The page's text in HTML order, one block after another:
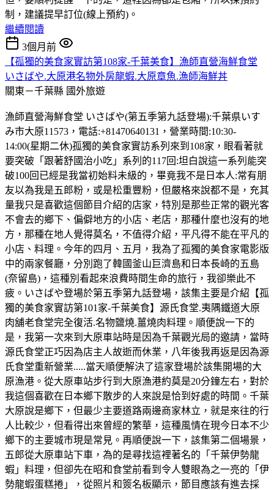
制，建議提早訂位(線上預約)。
繼續閱讀
3個月前
【孤獨的美食家實訪第108家-千葉美食】漁師直營海鮮食堂
いさばや.大原港名物外房龍蝦.大原章魚.漁師海鮮丼
關東－千葉縣 國外旅遊
漁師直營海鮮食堂 いさばや(第五季第九話登場):千葉県いす
み市大原11573，電話:+81470640131，營業時間:10:30-
14:00(星期二休)孤獨的美食家實訪系列來到108家，眼看著就
要突破「跟著舒國治小吃」系列的117回:坦白說這一系列能突
破100回已經是我當初始料未級的，畢竟我不是日本人:常有朋
友以為我是五郎粉，或是松重豐粉，但嚴格來說都不是，充其
量我只是喜歡這個節目介紹的店家，特別是那些正常的觀光客
不會去的鄉下、偏僻地方的小店、老店，那種什麼也沒有的地
方，那種在地人覺得莫名，不值得介紹，平凡得不能在平凡的
小店、料理。今年的四月、五月，我為了孤獨的美食家電影版
中的兩家餐廳，分別跑了韓國釜山巨濟島和日本長崎的五島
(奈留島)，這種別看起來浪費時間生命的旅行，我卻樂此不
疲。いさばや登場於第五季第九話登場，該集主要是介紹【孤
獨的美食家實訪第101家-千葉美食】源氏食堂.夷隅鐵道大原
肉舖老食堂完全復活.名物鹽燒.薑燒肉料理。順便說一下的
是，我第一次來到大原車站時是因為千葉觀光局的邀請，當時
源氏食堂正巧因為店主人故逝而休業，八年後我再返是因為源
氏食堂重新營業.....當天順便解決了這家登場於該集開場的大
原漁港。從大原車站步行到大原漁港約莫是20分鐘左右，對於
我這個喜歡在日本鄉下散步的人來說是恰到好處的時間。千葉
大原說是鄉下，但最少主要道路兩邊商家林立，就是來往的行
人比較少，但看得出來曾經的繁華，這種風情在現今日本不少
鄉下的主要城市現是常見。再順便說一下，該集第二個場景，
五郎從大原車站下車，為的是尋找這裡著名的「千葉伊勢龍
蝦」料理，但卻先在昭和食堂前看到令人雙眼為之一亮的「伊
勢龍蝦蛋糕捲」，從照片和簽名板顯示，節目應該有進去採